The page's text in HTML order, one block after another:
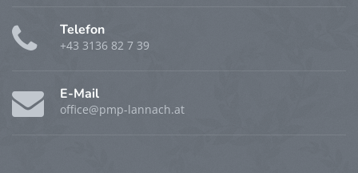
Telefon
+43 3136 82 7 39
E-Mail
office@pmp-lannach.at